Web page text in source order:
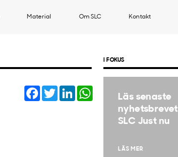
Material Om SLC Kontakt
Facebook
TwitterLinkedIn
I FOKUS
Läs senaste
nyhetsbrevet
SLC Just nu
LÄS MER